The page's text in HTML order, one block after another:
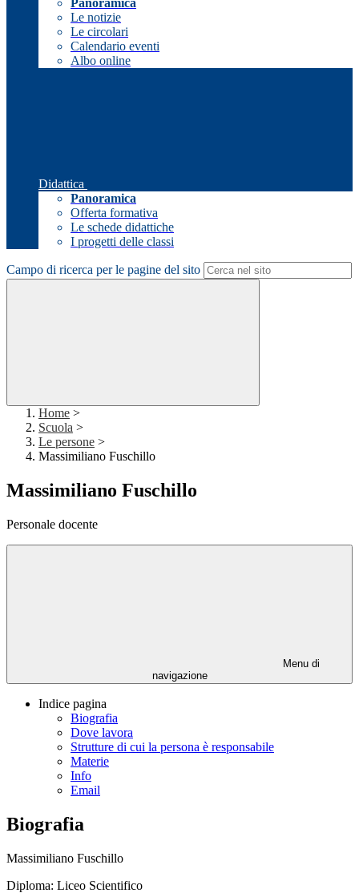
Panoramica
Le notizie
Le circolari
Calendario eventi
Albo online
Didattica
Panoramica
Offerta formativa
Le schede didattiche
I progetti delle classi
Campo di ricerca per le pagine del sito
Home >
Scuola >
Le persone >
Massimiliano Fuschillo
Massimiliano Fuschillo
Personale docente
Menu di
navigazione
Indice pagina
Biografia
Dove lavora
Strutture di cui la persona è responsabile
Materie
Info
Email
Biografia
Massimiliano Fuschillo
Diploma: Liceo Scientifico